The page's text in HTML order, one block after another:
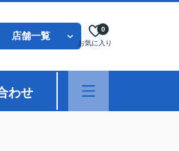
店舗一覧
お気に入り
0
わせ